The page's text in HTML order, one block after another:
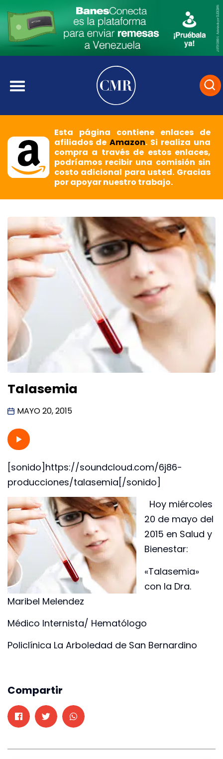
Esta página contiene enlaces de
afiliados deAmazon. Si realiza una
compra a través de estos enlaces,
podríamos recibir una comisión sin
costo adicional para usted. Gracias
por apoyar nuestro trabajo.
Talasemia
MAYO 20, 2015
[sonido]https://soundcloud.com/6j86-
producciones/talasemia[/sonido]
Hoy miércoles
20 de mayo del
2015 en Salud y
Bienestar:
«Talasemia»
con la Dra.
Maribel Melendez
Médico Internista/ Hematólogo
Policlínica La Arboledad de San Bernardino
Compartir